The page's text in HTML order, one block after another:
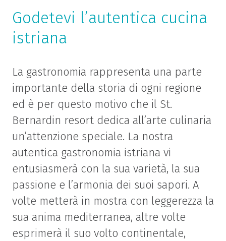
Godetevi l’autentica cucina
istriana
La gastronomia rappresenta una parte
importante della storia di ogni regione
ed è per questo motivo che il St.
Bernardin resort dedica all’arte culinaria
un’attenzione speciale. La nostra
autentica gastronomia istriana vi
entusiasmerà con la sua varietà, la sua
passione e l’armonia dei suoi sapori. A
volte metterà in mostra con leggerezza la
sua anima mediterranea, altre volte
esprimerà il suo volto continentale,